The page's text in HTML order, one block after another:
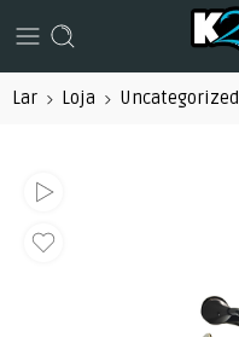
Lar Loja Uncategorized